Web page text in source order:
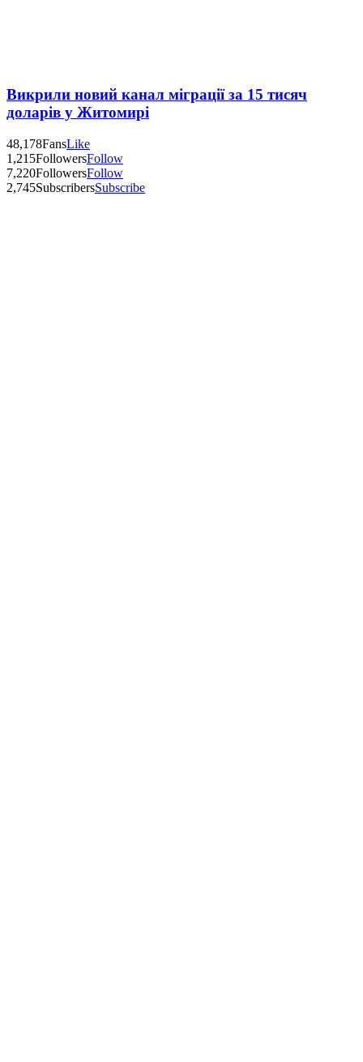
Викрили новий канал міграції за 15 тисяч
доларів у Житомирі
48,178FansLike
1,215FollowersFollow
7,220FollowersFollow
2,745SubscribersSubscribe